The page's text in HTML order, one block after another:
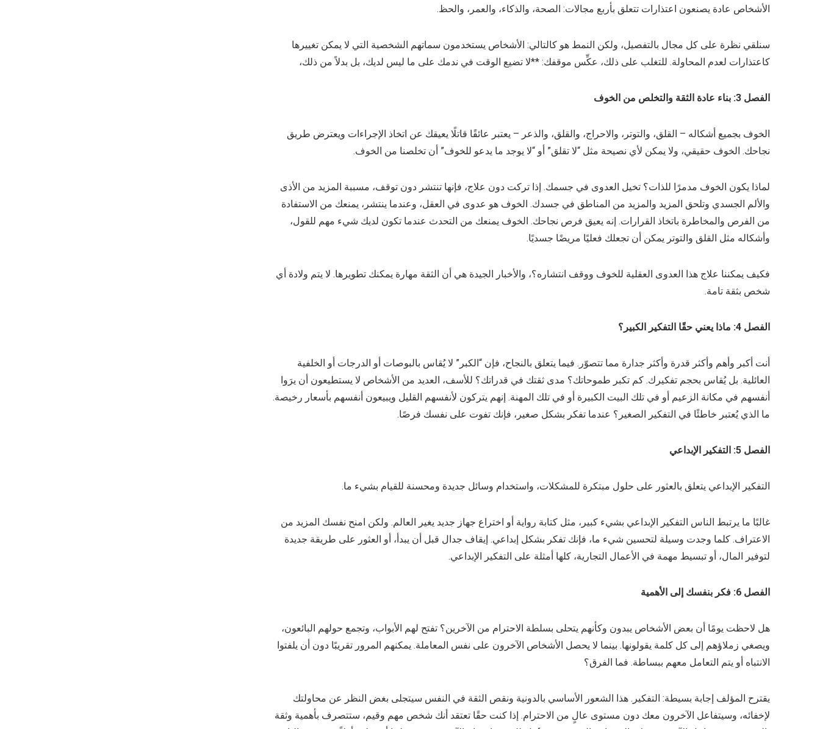
الأشخاص عادة يصنعون اعتذارات تتعلق بأربع مجالات: الصحة، والذكاء، والعمر، والحظ.
سنلقي نظرة على كل مجال بالتفصيل، ولكن النمط هو كالتالي: الأشخاص يستخدمون سماتهم الشخصية التي لا يمكن تغييرها
كاعتذارات لعدم المحاولة. للتغلب على ذلك، عكِّس موقفك: **لا تضيع الوقت في ندمك على ما ليس لديك، بل بدلاً من ذلك،
الفصل 3: بناء عادة الثقة والتخلص من الخوف
الخوف بجميع أشكاله – القلق، والتوتر، والاحراج، والقلق، والذعر – يعتبر عائقًا قاتلًا يعيقك عن اتخاذ الإجراءات ويعترض طريق
نجاحك. الخوف حقيقي، ولا يمكن لأي نصيحة مثل “لا تقلق” أو “لا يوجد ما يدعو للخوف” أن تخلصنا من الخوف.
لماذا يكون الخوف مدمرًا للذات؟ تخيل العدوى في جسمك. إذا تركت دون علاج، فإنها تنتشر دون توقف، مسببة المزيد من الأذى
والألم الجسدي وتلحق المزيد والمزيد من المناطق في جسدك. الخوف هو عدوى في العقل، وعندما ينتشر، يمنعك من الاستفادة
من الفرص والمخاطرة باتخاذ القرارات. إنه يعيق فرص نجاحك. الخوف يمنعك من التحدث عندما تكون لديك شيء مهم للقول،
وأشكاله مثل القلق والتوتر يمكن أن تجعلك فعليًا مريضًا جسديًا.
فكيف يمكننا علاج هذا العدوى العقلية للخوف ووقف انتشاره؟، والأخبار الجيدة هي أن الثقة مهارة يمكنك تطويرها. لا يتم ولادة أي
شخص بثقة تامة.
الفصل 4: ماذا يعني حقًا التفكير الكبير؟
أنت أكبر وأهم وأكثر قدرة وأكثر جدارة مما تتصوّر. فيما يتعلق بالنجاح، فإن “الكبر” لا يُقاس بالبوصات أو الدرجات أو الخلفية
العائلية. بل يُقاس بحجم تفكيرك. كم تكبر طموحاتك؟ مدى ثقتك في قدراتك؟ للأسف، العديد من الأشخاص لا يستطيعون أن يرَوا
أنفسهم في مكانة الزعيم أو في تلك البيت الكبيرة أو في تلك المهنة. إنهم يتركون لأنفسهم القليل ويبيعون أنفسهم بأسعار رخيصة.
ما الذي يُعتبر خاطئًا في التفكير الصغير؟ عندما تفكر بشكل صغير، فإنك تفوت على نفسك فرصًا.
الفصل 5: التفكير الإبداعي
التفكير الإبداعي يتعلق بالعثور على حلول مبتكرة للمشكلات، واستخدام وسائل جديدة ومحسنة للقيام بشيء ما.
غالبًا ما يرتبط الناس التفكير الإبداعي بشيء كبير، مثل كتابة رواية أو اختراع جهاز جديد يغير العالم. ولكن امنح نفسك المزيد من
الاعتراف. كلما وجدت وسيلة لتحسين شيء ما، فإنك تفكر بشكل إبداعي. إيقاف جدال قبل أن يبدأ، أو العثور على طريقة جديدة
لتوفير المال، أو تبسيط مهمة في الأعمال التجارية، كلها أمثلة على التفكير الإبداعي.
الفصل 6: فكر بنفسك إلى الأهمية
هل لاحظت يومًا أن بعض الأشخاص يبدون وكأنهم يتحلى بسلطة الاحترام من الآخرين؟ تفتح لهم الأبواب، وتجمع حولهم البائعون،
ويصغي زملاؤهم إلى كل كلمة يقولونها. بينما لا يحصل الأشخاص الآخرون على نفس المعاملة. يمكنهم المرور تقريبًا دون أن يلفتوا
الانتباه أو يتم التعامل معهم ببساطة. فما الفرق؟
يقترح المؤلف إجابة بسيطة: التفكير. هذا الشعور الأساسي بالدونية ونقص الثقة في النفس سيتجلى بغض النظر عن محاولتك
لإخفائه، وسيتفاعل الآخرون معك دون مستوى عالٍ من الاحترام. إذا كنت حقًا تعتقد أنك شخص مهم وقيم، ستتصرف بأهمية وثقة